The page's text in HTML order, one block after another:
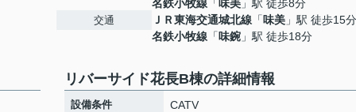
交通
名鉄小牧線 「 味美 」駅 徒歩8分
ＪＲ東海交通城北線 「 味美 」駅 徒歩15分
名鉄小牧線 「 味鋺 」駅 徒歩18分
リバーサイド花長B棟の詳細情報
設備条件 CATV